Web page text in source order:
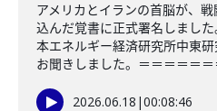
アメリカとイランの首脳が、
込んだ覚書に正式署名しまし
本エネルギー経済研究所中東
お聞きしました。＝＝＝＝＝
2026.06.18 |00:08:46